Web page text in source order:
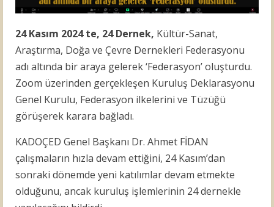
24 Kasım 2024 te, 24 Dernek, Kültür-Sanat,
Araştırma, Doğa ve Çevre Dernekleri Federasyonu
adı altında bir araya gelerek ‘Federasyon’ oluşturdu.
Zoom üzerinden gerçekleşen Kuruluş Deklarasyonu
Genel Kurulu, Federasyon ilkelerini ve Tüzüğü
görüşerek karara bağladı.
KADOÇED Genel Başkanı Dr. Ahmet FİDAN
çalışmaların hızla devam ettiğini, 24 Kasım’dan
sonraki dönemde yeni katılımlar devam etmekte
olduğunu, ancak kuruluş işlemlerinin 24 dernekle